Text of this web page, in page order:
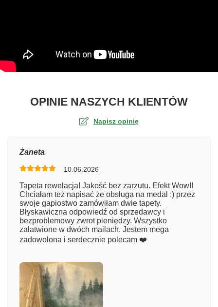
OPINIE NASZYCH KLIENTÓWO
Napisz opinię
Numer zamówienia
Imię
Żaneta
10.06.2026
Tapeta rewelacja! Jakość bez zarzutu. Efekt Wow!!
Chciałam też napisać że obsługa na medal :) przez
swoje gapiostwo zamówiłam dwie tapety.
Błyskawiczna odpowiedź od sprzedawcy i
bezproblemowy zwrot pieniędzy. Wszystko
załatwione w dwóch mailach. Jestem mega
zadowolona i serdecznie polecam ❤️